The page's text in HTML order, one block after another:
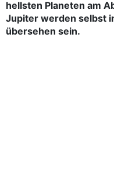
hellsten Planeten am
Jupiter werden selbst
übersehen sein.